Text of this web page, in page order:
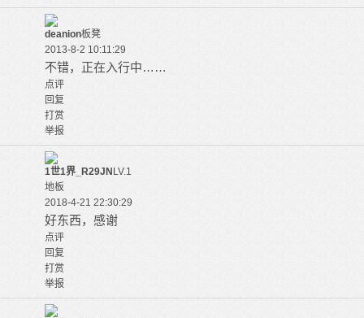
deanion板凳
2013-8-2 10:11:29
不错，正在入行中……
点评
回复
打赏
举报
1世1界_R29JN LV.1
地板
2018-4-21 22:30:29
好东西，感谢
点评
回复
打赏
举报